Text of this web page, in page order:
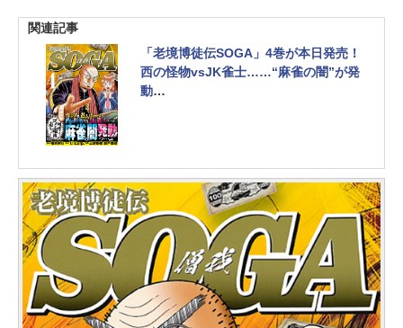
関連記事
「老境博徒伝SOGA」4巻が本日発売！
西の怪物vsJK雀士……“麻雀の闇”が発
動